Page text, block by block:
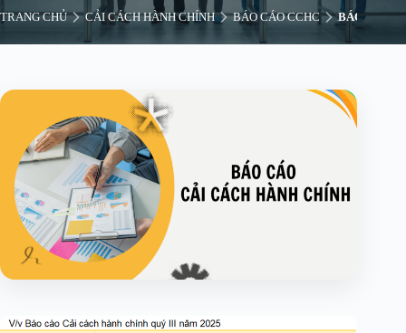
TRANG CHỦ CẢI CÁCH HÀNH CHÍNH BÁO CÁO CCHC BÁO CÁO